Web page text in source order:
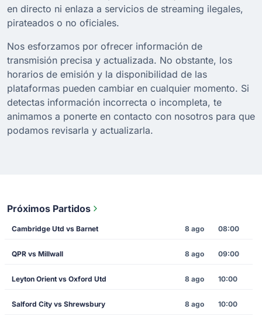
en directo ni enlaza a servicios de streaming ilegales,
pirateados o no oficiales.
Nos esforzamos por ofrecer información de
transmisión precisa y actualizada. No obstante, los
horarios de emisión y la disponibilidad de las
plataformas pueden cambiar en cualquier momento. Si
detectas información incorrecta o incompleta, te
animamos a ponerte en contacto con nosotros para que
podamos revisarla y actualizarla.
Próximos Partidos
Cambridge Utd vs Barnet 8 ago 08:00
QPR vs Millwall 8 ago 09:00
Leyton Orient vs Oxford Utd 8 ago 10:00
Salford City vs Shrewsbury 8 ago 10:00